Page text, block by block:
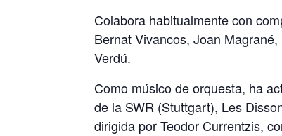
Colabora habitualmente con
Bernat Vivancos, Joan
Verdú.
Como músico de orquesta, ha
de la SWR (Stuttgart), Les
dirigida por Teodor Currentzis,